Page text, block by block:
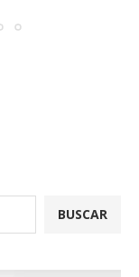
BUSCAR